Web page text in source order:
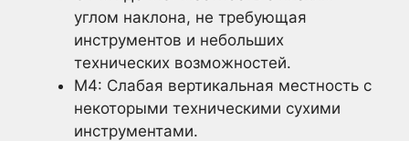
углом наклона, не требующая
инструментов и небольших
технических возможностей.
M4: Слабая вертикальная местность с
некоторыми техническими сухими
инструментами.